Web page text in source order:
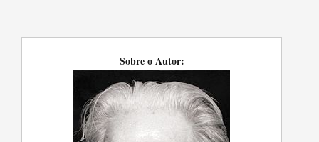
Sobre o Autor: